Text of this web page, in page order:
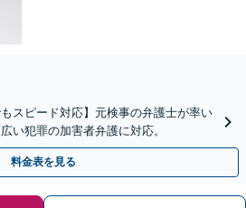
スピード対応】元検事の弁護士が率い
い犯罪の加害者弁護に対応。
料金表を見る